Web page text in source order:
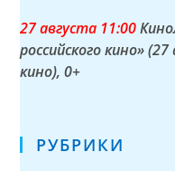
27 августа 11:00
российского кино»
кино), 0+
РУБРИКИ